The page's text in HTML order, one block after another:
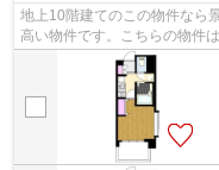
地上10階建てのこの物件なら
高い物件です。こちらの物件
を考えれば決して高価ではあり